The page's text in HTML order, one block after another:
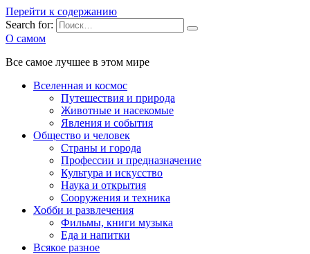
Перейти к содержанию
Search for:
О самом
Все самое лучшее в этом мире
Вселенная и космос
Путешествия и природа
Животные и насекомые
Явления и события
Общество и человек
Страны и города
Профессии и предназначение
Культура и искусство
Наука и открытия
Сооружения и техника
Хобби и развлечения
Фильмы, книги музыка
Еда и напитки
Всякое разное